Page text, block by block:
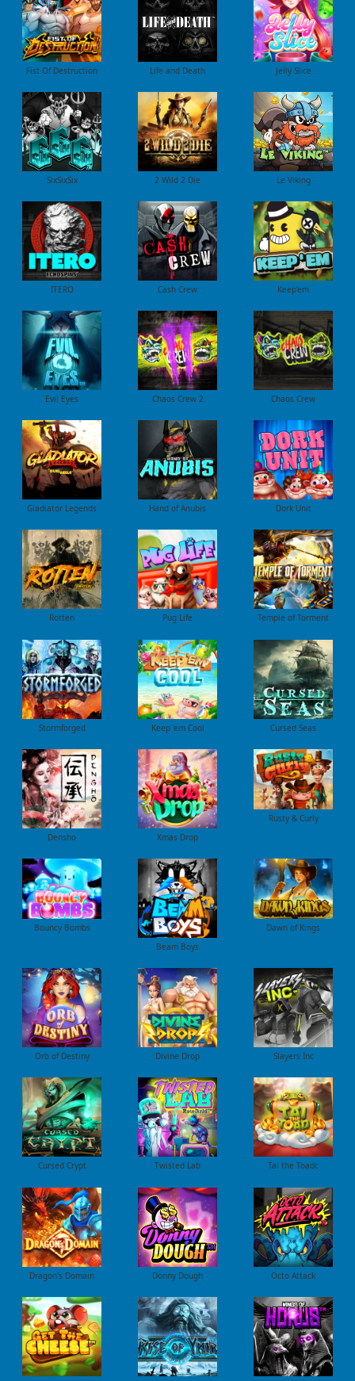
Fist Of Destruction Life and Death Jelly Slice
SixSixSix 2 Wild 2 Die Le Viking
ITERO Cash Crew Keep'em
Evil Eyes Chaos Crew 2 Chaos Crew
Gladiator Legends Hand of Anubis Dork Unit
Rotten Pug Life Temple of Torment
Stormforged Keep 'em Cool Cursed Seas
Densho Xmas Drop
Rusty & Curly
Bouncy Bombs
Beam Boys
Dawn of Kings
Orb of Destiny Divine Drop Slayers Inc
Cursed Crypt Twisted Lab Tai the Toadc
Dragon's Domain Donny Dough Octo Attack